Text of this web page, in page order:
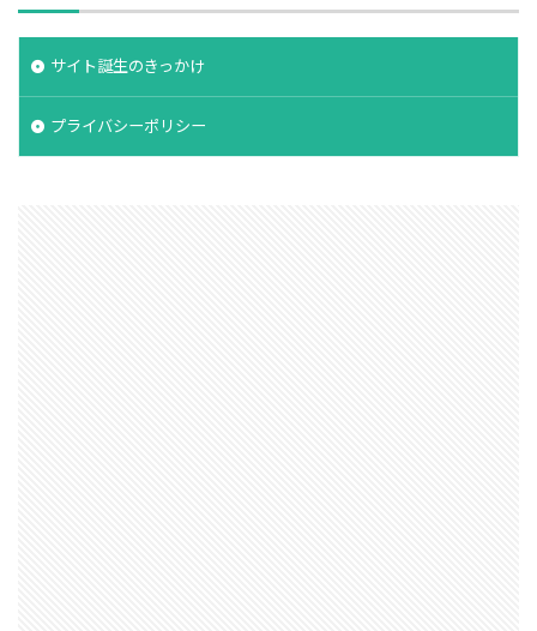
サイト誕生のきっかけ
プライバシーポリシー